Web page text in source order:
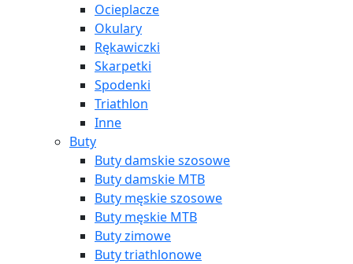
Ocieplacze
Okulary
Rękawiczki
Skarpetki
Spodenki
Triathlon
Inne
Buty
Buty damskie szosowe
Buty damskie MTB
Buty męskie szosowe
Buty męskie MTB
Buty zimowe
Buty triathlonowe